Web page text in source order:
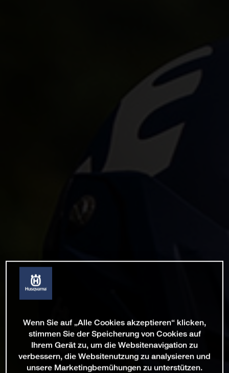
Wenn Sie auf „Alle Cookies akzeptieren“ klicken,
stimmen Sie der Speicherung von Cookies auf
Ihrem Gerät zu, um die Websitenavigation zu
verbessern, die Websitenutzung zu analysieren und
unsere Marketingbemühungen zu unterstützen.